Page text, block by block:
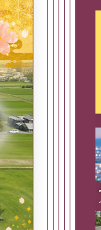
だより奈良」
県政策集